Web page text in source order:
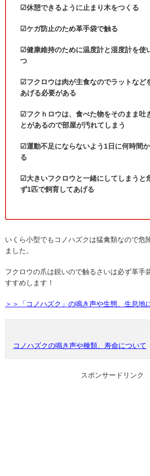
☑休憩できるように止まり木をつくる
☑ケガ防止のため革手袋で触る
☑健康維持のために温度計と湿度計を使
つ
☑フクロウは肉が主食なのでラットなど
あげる必要がある
☑フクｈロウは、食べた物をそのまま吐
とがあるので部屋が汚れてしまう
☑運動不足にならないよう1日に何時間
る
☑大きいフクロウと一緒にしてしまうと
ず1匹で飼育してあげる
いくら小型でもコノハズクは猛禽類なので危
ました。
フクロウの爪は鋭いので触るさいは必ず革手
すすめします！
＞＞「コノハズク」の鳴き声や生態、生息地
コノハズクの鳴き声や種類、寿命について
スポンサードリンク